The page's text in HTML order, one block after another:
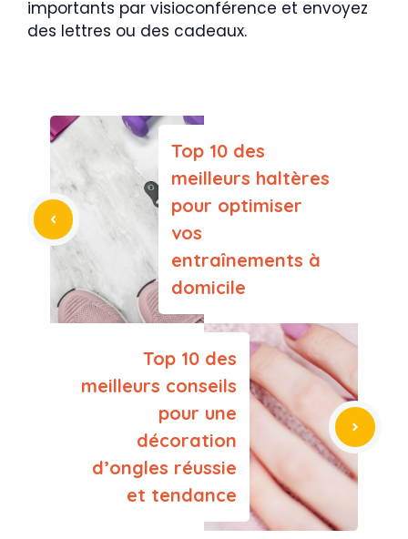
importants par visioconférence et envoyez
des lettres ou des cadeaux.
Top 10 des
meilleurs haltères
pour optimiser
vos
entraînements à
domicile
Top 10 des
meilleurs conseils
pour une
décoration
d’ongles réussie
et tendance